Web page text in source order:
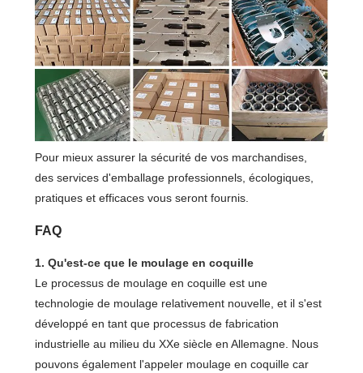
Pour mieux assurer la sécurité de vos marchandises,
des services d'emballage professionnels, écologiques,
pratiques et efficaces vous seront fournis.
FAQ
1. Qu'est-ce que le moulage en coquille
Le processus de moulage en coquille est une
technologie de moulage relativement nouvelle, et il s'est
développé en tant que processus de fabrication
industrielle au milieu du XXe siècle en Allemagne. Nous
pouvons également l'appeler moulage en coquille car